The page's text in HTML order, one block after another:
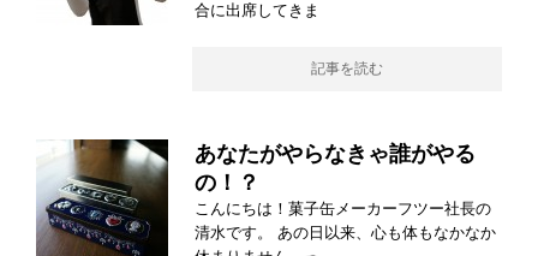
合に出席してきま
記事を読む
あなたがやらなきゃ誰がやる
の！？
こんにちは！菓子缶メーカーフツー社長の
清水です。 あの日以来、心も体もなかなか